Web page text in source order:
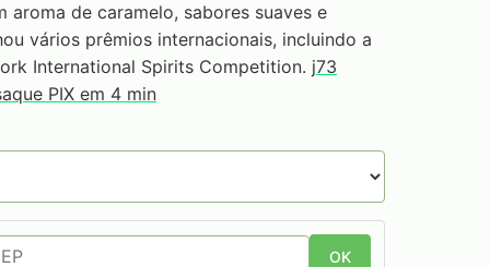
aroma de caramelo, sabores suaves e
vários prêmios internacionais, incluindo a
International Spirits Competition. j73
PIX em 4 min
OK